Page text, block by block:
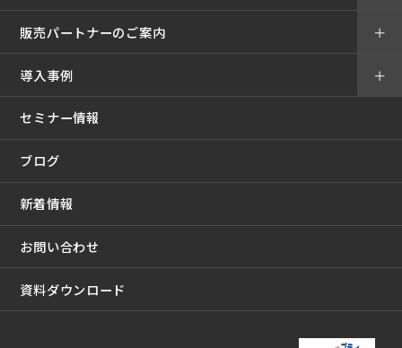
販売パートナーのご案内 ＋
導入事例
セミナー情報
＋
ブログ
新着情報
お問い合わせ
資料ダウンロード